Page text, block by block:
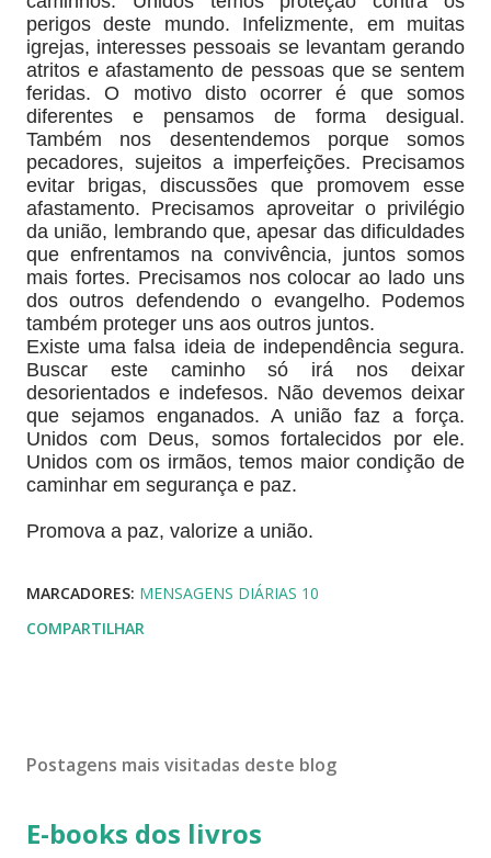
perigos deste mundo. Infelizmente, em muitas
igrejas, interesses pessoais se levantam gerando
atritos e afastamento de pessoas que se sentem
feridas. O motivo disto ocorrer é que somos
diferentes e pensamos de forma desigual.
Também nos desentendemos porque somos
pecadores, sujeitos a imperfeições. Precisamos
evitar brigas, discussões que promovem esse
afastamento. Precisamos aproveitar o privilégio
da união, lembrando que, apesar das dificuldades
que enfrentamos na convivência, juntos somos
mais fortes. Precisamos nos colocar ao lado uns
dos outros defendendo o evangelho. Podemos
também proteger uns aos outros juntos.
Existe uma falsa ideia de independência segura.
Buscar este caminho só irá nos deixar
desorientados e indefesos. Não devemos deixar
que sejamos enganados. A união faz a força.
Unidos com Deus, somos fortalecidos por ele.
Unidos com os irmãos, temos maior condição de
caminhar em segurança e paz.
Promova a paz, valorize a união.
MARCADORES: MENSAGENS DIÁRIAS 10
COMPARTILHAR
Postagens mais visitadas deste blog
E-books dos livros